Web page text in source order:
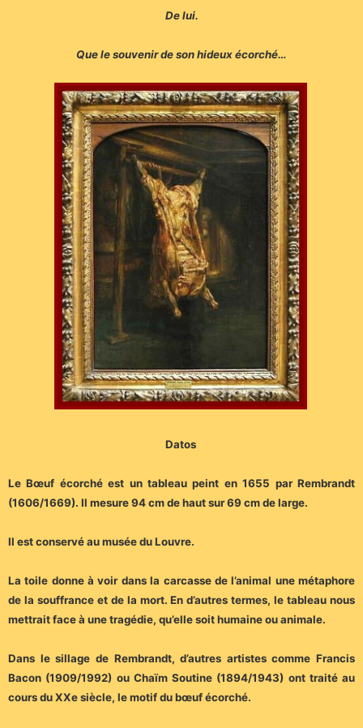
De lui.
Que le souvenir de son hideux écorché…
Datos
Le Bœuf écorché est un tableau peint en 1655 par Rembrandt
(1606/1669). Il mesure 94 cm de haut sur 69 cm de large.
Il est conservé au musée du Louvre.
La toile donne à voir dans la carcasse de l’animal une métaphore
de la souffrance et de la mort. En d’autres termes, le tableau nous
mettrait face à une tragédie, qu’elle soit humaine ou animale.
Dans le sillage de Rembrandt, d’autres artistes comme Francis
Bacon (1909/1992) ou Chaïm Soutine (1894/1943) ont traité au
cours du XXe siècle, le motif du bœuf écorché.